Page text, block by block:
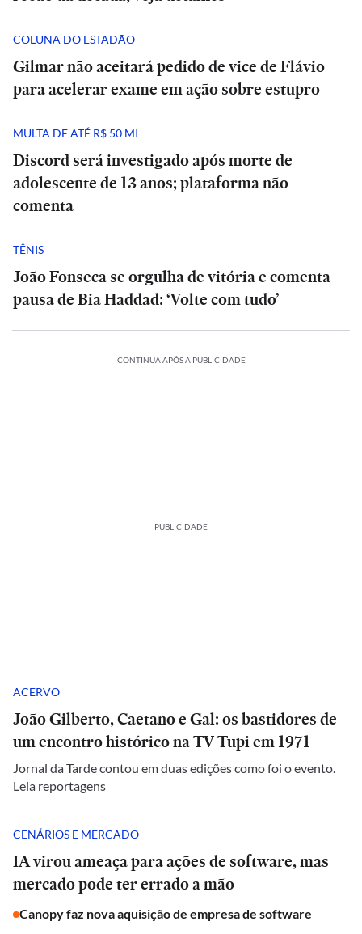
COLUNA DO ESTADÃO
Gilmar não aceitará pedido de vice de Flávio
para acelerar exame em ação sobre estupro
MULTA DE ATÉ R$ 50 MI
Discord será investigado após morte de
adolescente de 13 anos; plataforma não
comenta
TÊNIS
João Fonseca se orgulha de vitória e comenta
pausa de Bia Haddad: ‘Volte com tudo’
CONTINUA APÓS A PUBLICIDADE
PUBLICIDADE
ACERVO
João Gilberto, Caetano e Gal: os bastidores de
um encontro histórico na TV Tupi em 1971
Jornal da Tarde contou em duas edições como foi o evento.
Leia reportagens
CENÁRIOS E MERCADO
IA virou ameaça para ações de software, mas
mercado pode ter errado a mão
Canopy faz nova aquisição de empresa de software